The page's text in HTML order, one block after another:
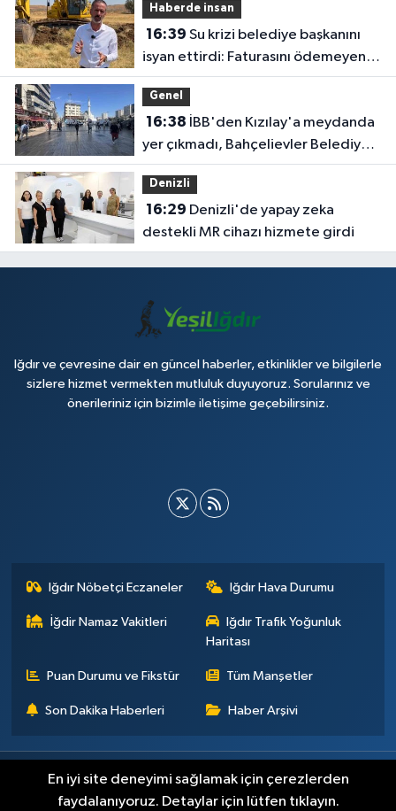
ister'
Haberde insan
16:39
isyan ettirdi: Faturasını ödemeyen
vatandaşlara böyle seslendi
Genel
16:38
yer çıkmadı, Bahçelievler Belediyesi
yer tahsis etti
Denizli
16:29
destekli MR cihazı hizmete girdi
Iğdır ve çevresine dair en güncel haberler, etkinlikler ve bilgilerle
sizlere hizmet vermekten mutluluk duyuyoruz. Sorularınız ve
önerileriniz için bizimle iletişime geçebilirsiniz.
Iğdır Nöbetçi Eczaneler Iğdır Hava Durumu
İğdir Namaz Vakitleri
Iğdır Trafik Yoğunluk
Haritası
Puan Durumu ve Fikstür Tüm Manşetler
Son Dakika Haberleri Haber Arşivi
Künye İletişim Çerez Politikası Gizlilik ilkeleri
En iyi site deneyimi sağlamak için çerezlerden
faydalanıyoruz. Detaylar için lütfen tıklayın.